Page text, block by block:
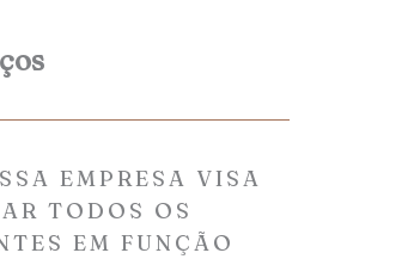
EMPRESA VISA
TODOS OS
EM FUNÇÃO